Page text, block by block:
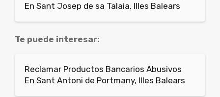
En Sant Josep de sa Talaia, Illes Balears
Te puede interesar:
Reclamar Productos Bancarios Abusivos
En Sant Antoni de Portmany, Illes Balears